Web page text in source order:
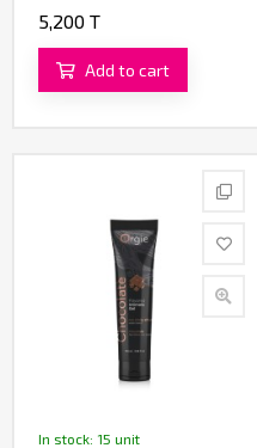
CANDY» от «Orgie»
5,200 T
Add to cart
In stock: 15 unit